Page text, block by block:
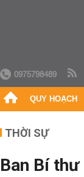
0975798489
QUY HOẠCH
THỜI SỰ
Ban Bí